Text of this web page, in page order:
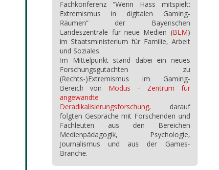
Fachkonferenz “Wenn Hass mitspielt:
Extremismus in digitalen Gaming-
Räumen” der Bayerischen
Landeszentrale für neue Medien (BLM)
im Staatsministerium für Familie, Arbeit
und Soziales.
Im Mittelpunkt stand dabei ein neues
Forschungsgutachten zu
(Rechts-)Extremismus im Gaming-
Bereich von Modus – Zentrum für
angewandte
Deradikalisierungsforschung, darauf
folgten Gespräche mit Forschenden und
Fachleuten aus den Bereichen
Medienpädagogik, Psychologie,
Journalismus und aus der Games-
Branche.